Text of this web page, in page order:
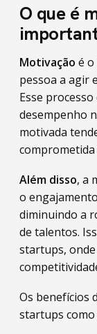
O que é
Motivação é
pessoa a agir
Esse
desempenho
motivada
Além disso, a
o
diminuindo a
de talentos.
startups,
Os benefícios
startups